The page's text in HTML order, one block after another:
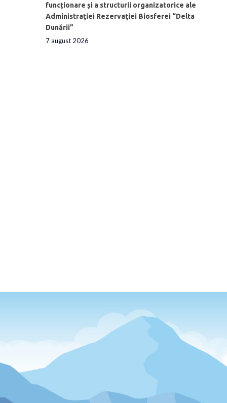
funcționare și a structurii organizatorice ale
Administraţiei Rezervaţiei Biosferei “Delta
Dunării”
7 august 2026